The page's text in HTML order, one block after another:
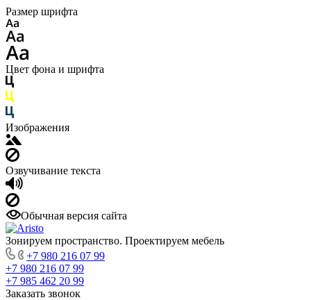
Размер шрифта
Цвет фона и шрифта
Изображения
Озвучивание текста
Обычная версия сайта
Зонируем пространство. Проектируем мебель
+7 980 216 07 99
+7 980 216 07 99
+7 985 462 20 99
Заказать звонок